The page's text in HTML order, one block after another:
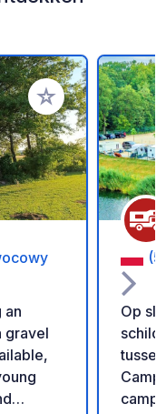
Voeg toe aan je
an
gravel
Op